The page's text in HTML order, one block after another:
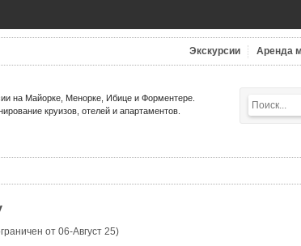
Экскурсии Аренда
на Майорке, Менорке, Ибице и Форментере.
круизов, отелей и апартаментов.
от 06-Август 25)